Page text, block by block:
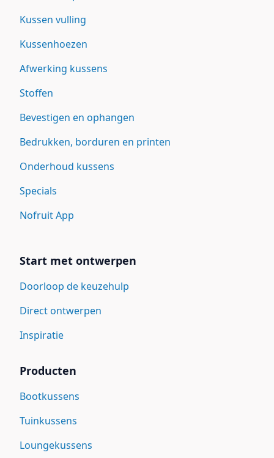
Kussen vulling
Kussenhoezen
Afwerking kussens
Stoffen
Bevestigen en ophangen
Bedrukken, borduren en printen
Onderhoud kussens
Specials
Nofruit App
Start met ontwerpen
Doorloop de keuzehulp
Direct ontwerpen
Inspiratie
Producten
Bootkussens
Tuinkussens
Loungekussens